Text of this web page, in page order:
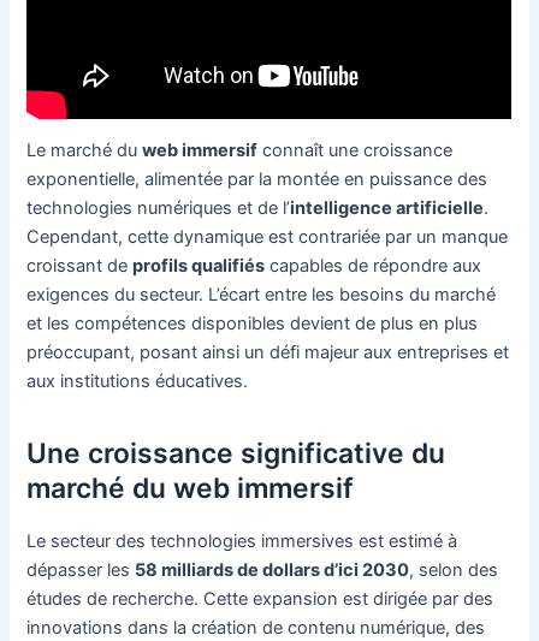
Le marché duweb immersif connaît une croissance
exponentielle, alimentée par la montée en puissance des
technologies numériques et de l’intelligence artificielle.
Cependant, cette dynamique est contrariée par un manque
croissant deprofils qualifiés capables de répondre aux
exigences du secteur. L’écart entre les besoins du marché
et les compétences disponibles devient de plus en plus
préoccupant, posant ainsi un défi majeur aux entreprises et
aux institutions éducatives.
Une croissance significative du
marché du web immersif
Le secteur des technologies immersives est estimé à
dépasser les 58 milliards de dollars d’ici 2030, selon des
études de recherche. Cette expansion est dirigée par des
innovations dans la création de contenu numérique, des